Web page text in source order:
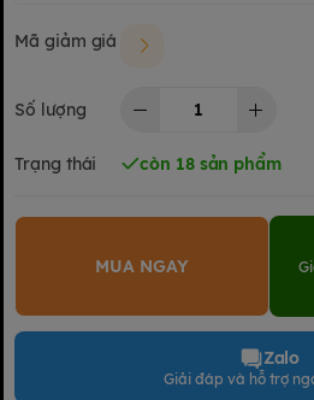
Mã giảm giá
Số lượng
Trạng thái còn 18 sản phẩm
MUA NGAY
Zalo
Giải đáp và hỗ trợ